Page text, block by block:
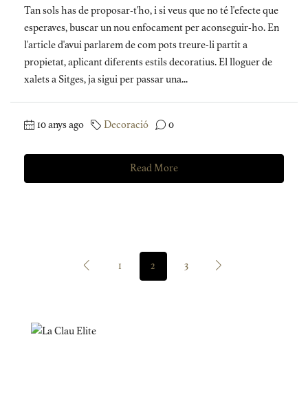
Tan sols has de proposar-t'ho, i si veus que no té l'efecte que
esperaves, buscar un nou enfocament per aconseguir-ho. En
l'article d'avui parlarem de com pots treure-li partit a
propietat, aplicant diferents estils decoratius. El lloguer de
xalets a Sitges, ja sigui per passar una...
10 anys ago Decoració 0
Read More
1 2 3